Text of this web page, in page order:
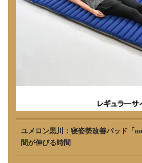
ユメロン黒川：寝姿勢改善パッド「
間が伸びる時間